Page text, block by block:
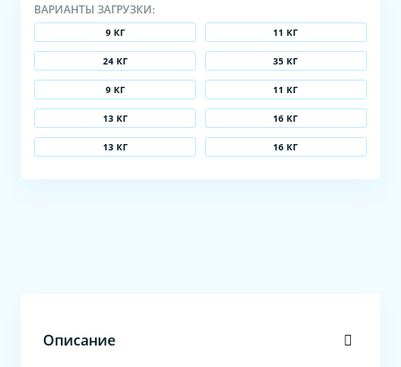
ВАРИАНТЫ ЗАГРУЗКИ:
9 КГ 11 КГ
24 КГ 35 КГ
9 КГ 11 КГ
13 КГ 16 КГ
13 КГ 16 КГ
Описание